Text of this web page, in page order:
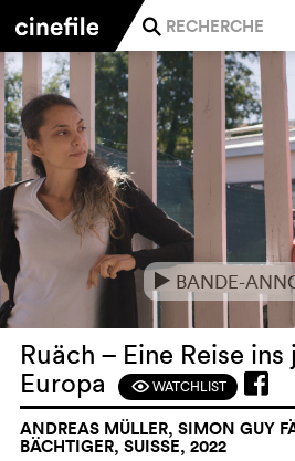
j
e BANDE-
Ruäch – Eine Reise ins
Europa
FWATCHLIST
ANDREAS MÜLLER, SIMON GUY
BÄCHTIGER, SUISSE, 2022